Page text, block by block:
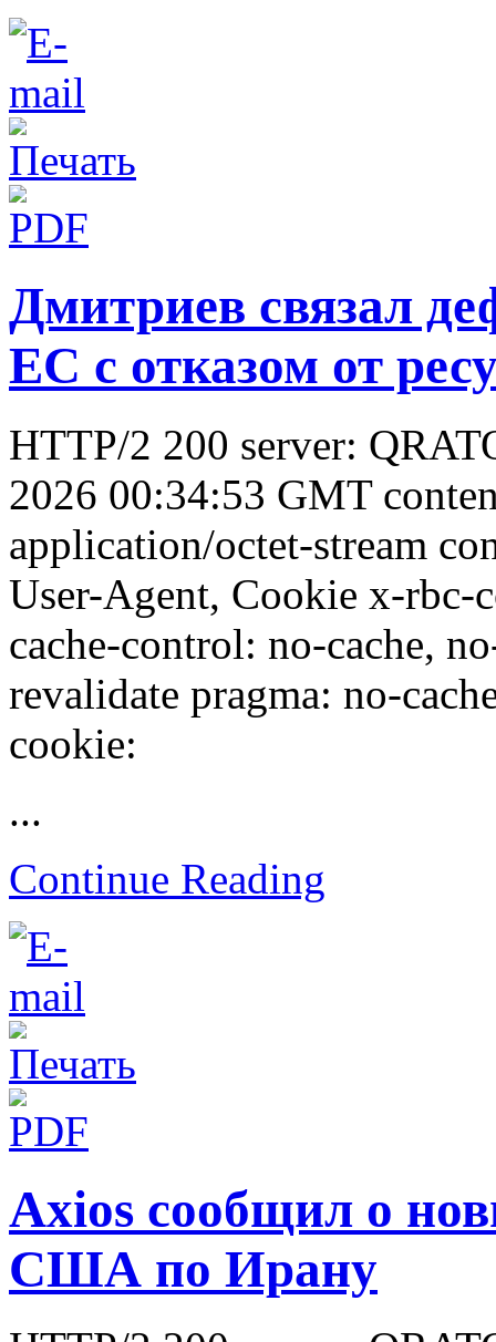
Дмитриев связал
ЕС с отказом от
HTTP/2 200 server:
2026 00:34:53 GMT
application/octet-stream
User-Agent, Cookie x-rbc-
cache-control: no-cache,
revalidate pragma: no-
cookie:
...
Continue Reading
Axios сообщил о
США по Ирану